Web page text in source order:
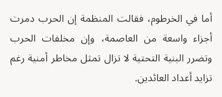
أما في الخرطوم، فقالت المنظمة إن الحرب دمرت
أجزاء واسعة من العاصمة، وإن مخلفات الحرب
وتضرر البنية التحتية لا تزال تمثل مخاطر أمنية رغم
تزايد أعداد العائدين.